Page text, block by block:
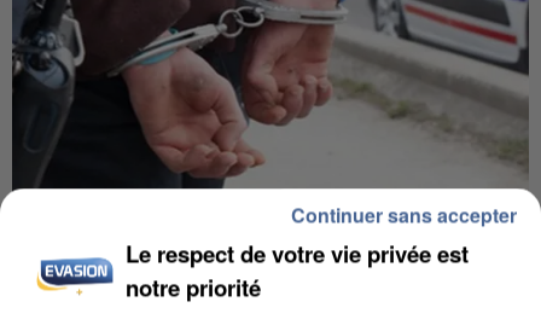
L’UN DES FONDATEURS SUPPOSÉS DE LA DZ
MAFIA INTERPELLÉ EN ALGÉRIE
Le respect de votre vie privée est
notre priorité
Continuer sans accepter